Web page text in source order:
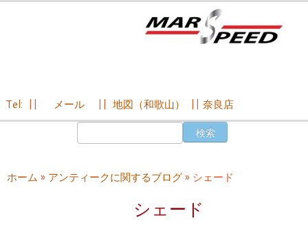
ン
Tel: メール 地図（和歌山） 奈良店
ホーム » アンティークに関するブログ» シェード
シェード